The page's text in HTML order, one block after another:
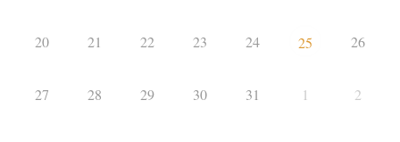
20 21 22 23 24 25 26
27 28 29 30 31 1 2